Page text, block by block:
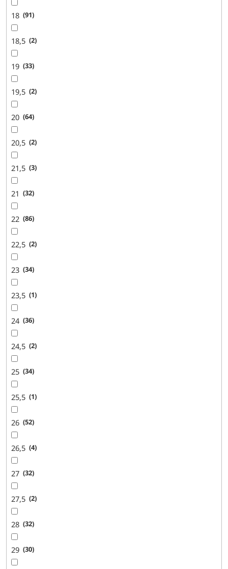
18 91
18,5 2
19 33
19,5 2
20 64
20,5 2
21,5 3
21 32
22 86
22,5 2
23 34
23,5 1
24 36
24,5 2
25 34
25,5 1
26 52
26,5 4
27 32
27,5 2
28 32
29 30